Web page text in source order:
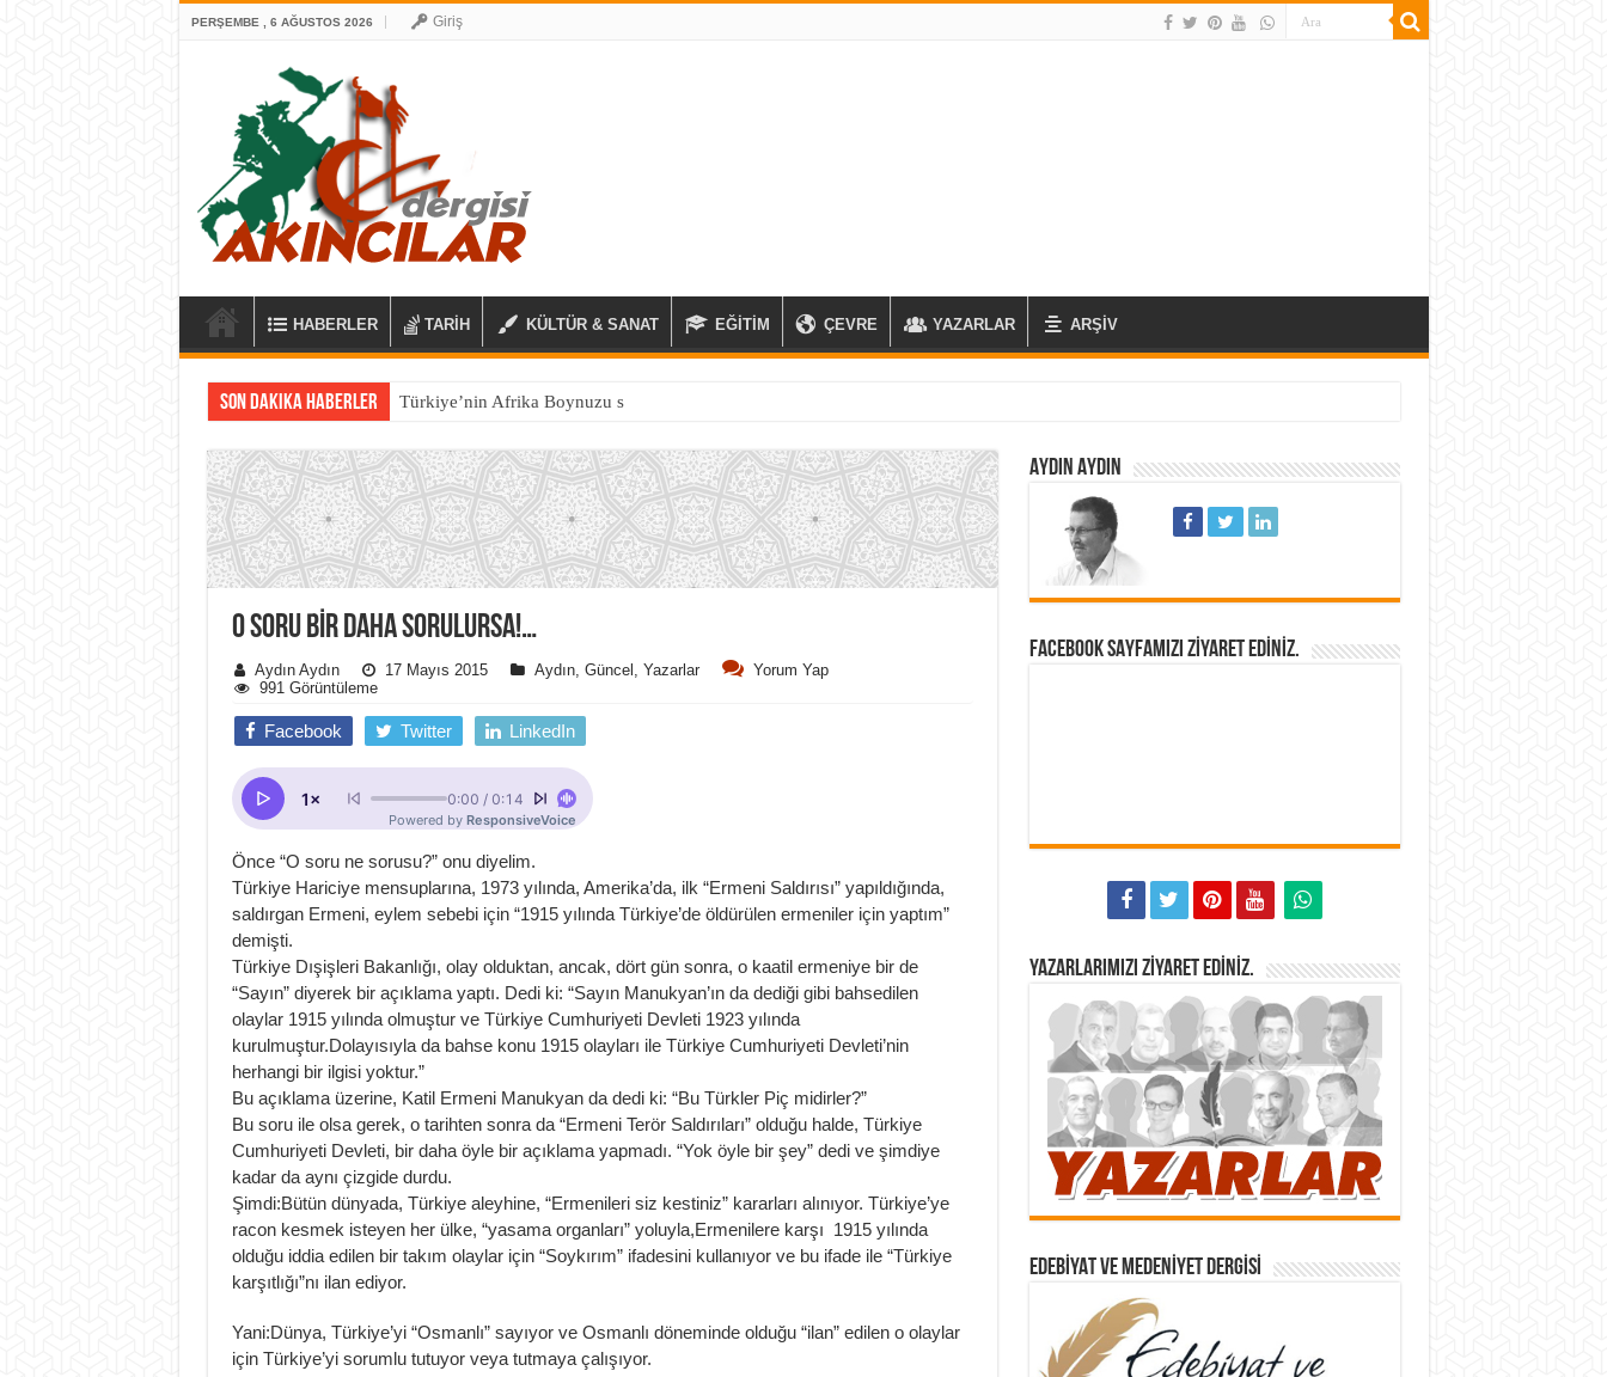
PERŞEMBE , 6 AĞUSTOS 2026 Giriş
HABERLER TARİH KÜLTÜR & SANAT EĞİTİM ÇEVRE YAZARLAR ARŞİV
Son Dakika Haberler Türkiye’nin Afrika Boynuzu stratejisi
O SORU BİR DAHA SORULURSA!…
Aydın Aydın 17 Mayıs 2015 Aydın, Güncel , Yazarlar
Yorum Yap
991 Görüntüleme
Facebook Twitter LinkedIn
Önce “O soru ne sorusu?” onu diyelim.
Türkiye Hariciye mensuplarına, 1973 yılında, Amerika’da, ilk “Ermeni Saldırısı” yapıldığında,
saldırgan Ermeni, eylem sebebi için “1915 yılında Türkiye’de öldürülen ermeniler için yaptım”
demişti.
Türkiye Dışişleri Bakanlığı, olay olduktan, ancak, dört gün sonra, o kaatil ermeniye bir de
“Sayın” diyerek bir açıklama yaptı. Dedi ki: “Sayın Manukyan’ın da dediği gibi bahsedilen
olaylar 1915 yılında olmuştur ve Türkiye Cumhuriyeti Devleti 1923 yılında
kurulmuştur.Dolayısıyla da bahse konu 1915 olayları ile Türkiye Cumhuriyeti Devleti’nin
herhangi bir ilgisi yoktur.”
Bu açıklama üzerine, Katil Ermeni Manukyan da dedi ki: “Bu Türkler Piç midirler?”
Bu soru ile olsa gerek, o tarihten sonra da “Ermeni Terör Saldırıları” olduğu halde, Türkiye
Cumhuriyeti Devleti, bir daha öyle bir açıklama yapmadı. “Yok öyle bir şey” dedi ve şimdiye
kadar da aynı çizgide durdu.
Şimdi:Bütün dünyada, Türkiye aleyhine, “Ermenileri siz kestiniz” kararları alınıyor. Türkiye’ye
racon kesmek isteyen her ülke, “yasama organları” yoluyla,Ermenilere karşı 1915 yılında
olduğu iddia edilen bir takım olaylar için “Soykırım” ifadesini kullanıyor ve bu ifade ile “Türkiye
karşıtlığı”nı ilan ediyor.
Yani:Dünya, Türkiye’yi “Osmanlı” sayıyor ve Osmanlı döneminde olduğu “ilan” edilen o olaylar
için Türkiye’yi sorumlu tutuyor veya tutmaya çalışıyor.
AYDIN AYDIN
FACEBOOK SAYFAMIZI ZIYARET EDINIZ.
YAZARLARIMIZI ZIYARET EDINIZ.
EDEBIYAT VE MEDENIYET DERGISI